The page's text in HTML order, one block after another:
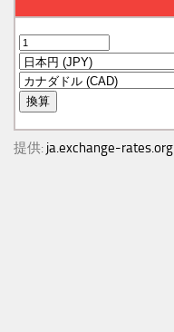
提供: ja.exchange-rates.org